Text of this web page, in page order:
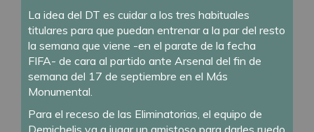
La idea del DT es cuidar a los tres habituales
titulares para que puedan entrenar a la par del resto
la semana que viene -en el parate de la fecha
FIFA- de cara al partido ante Arsenal del fin de
semana del 17 de septiembre en el Más
Monumental.
Para el receso de las Eliminatorias, el equipo de
Demichelis va a jugar un amistoso para darles ruedo